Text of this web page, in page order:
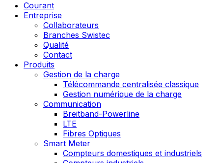
Courant
Entreprise
Collaborateurs
Branches Swistec
Qualité
Contact
Produits
Gestion de la charge
Télécommande centralisée classique
Gestion numérique de la charge
Communication
Breitband-Powerline
LTE
Fibres Optiques
Smart Meter
Compteurs domestiques et industriels